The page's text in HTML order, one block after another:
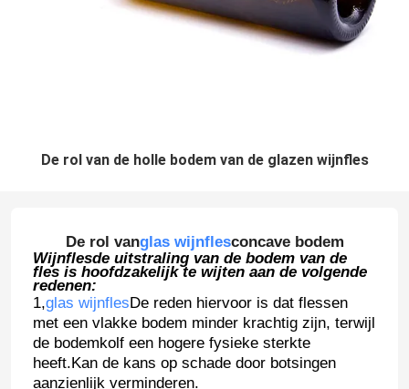
De rol van de holle bodem van de glazen wijnfles
De rol vanglas wijnflesconcave bodem
Wijnflesde uitstraling van de bodem van de
fles is hoofdzakelijk te wijten aan de volgende
redenen:
1,glas wijnflesDe reden hiervoor is dat flessen
met een vlakke bodem minder krachtig zijn, terwijl
de bodemkolf een hogere fysieke sterkte
heeft.Kan de kans op schade door botsingen
aanzienlijk verminderen.